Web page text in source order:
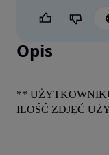
Czy jest to
Opis
**
ILOŚĆ ZDJĘĆ